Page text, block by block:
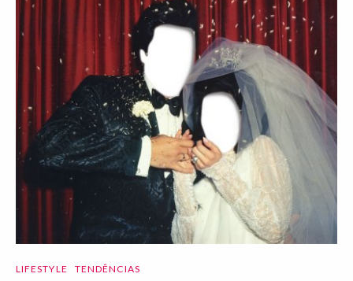
LIFESTYLE TENDÊNCIAS